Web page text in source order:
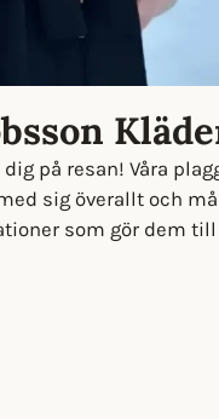
på resan! Våra
sig överallt och
som gör dem till